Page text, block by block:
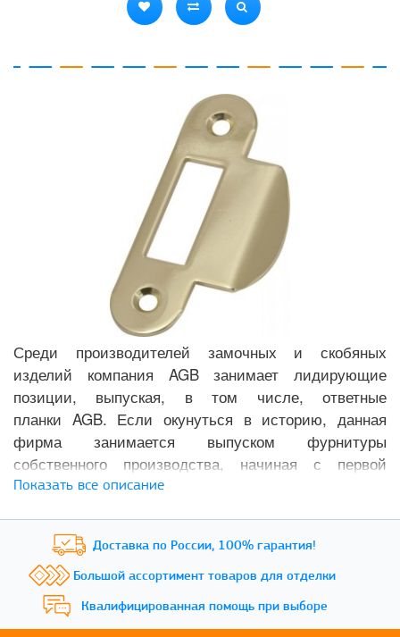
Среди производителей замочных и скобяных
изделий компания AGB занимает лидирующие
позиции, выпуская, в том числе, ответные
планки AGB. Если окунуться в историю, данная
фирма занимается выпуском фурнитуры
собственного производства, начиная с первой
половины XX столетия. Если вам понадобилась
обратитесь к ассортименту нашего каталога товаров
для ремонта квартир, домов и коммерческих
помещений.
Ассортимент реализуемых изделий
Показать все описание
Доставка по России, 100% гарантия!
Большой ассортимент товаров для отделки
Квалифицированная помощь при выборе